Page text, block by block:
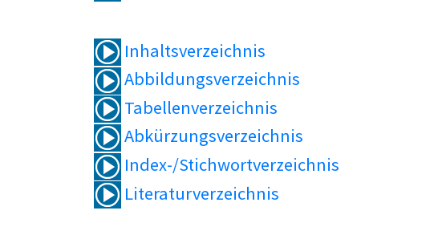
Inhaltsverzeichnis
Abbildungsverzeichnis
Tabellenverzeichnis
Abkürzungsverzeichnis
Index-/Stichwortverzeichnis
Literaturverzeichnis